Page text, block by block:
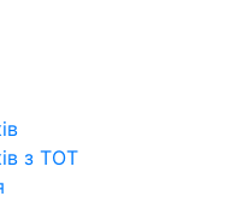
з ТОТ